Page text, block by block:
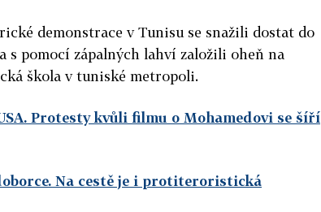
demonstrace v Tunisu se snažili dostat do
s pomocí zápalných lahví založili oheň na
škola v tuniské metropoli.
Protesty kvůli filmu o Mohamedovi se šíří
Na cestě je i protiteroristická